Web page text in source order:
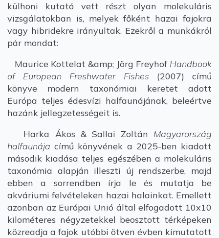
külhoni kutató vett részt olyan molekuláris
vizsgálatokban is, melyek főként hazai fajokra
vagy hibridekre irányultak. Ezekről a munkákról
pár mondat:
Maurice Kottelat &amp; Jörg Freyhof Handbook
of European Freshwater Fishes (2007) című
könyve modern taxonómiai keretet adott
Európa teljes édesvízi halfaunájának, beleértve
hazánk jellegzetességeit is.
Harka Ákos & Sallai Zoltán Magyarország
halfaunájacímű könyvének a 2025-ben kiadott
második kiadása teljes egészében a molekuláris
taxonómia alapján illeszti új rendszerbe, majd
ebben a sorrendben írja le és mutatja be
akváriumi felvételeken hazai halainkat. Emellett
azonban az Európai Unió által elfogadott 10x10
kilométeres négyzetekkel beosztott térképeken
közreadja a fajok utóbbi ötven évben kimutatott